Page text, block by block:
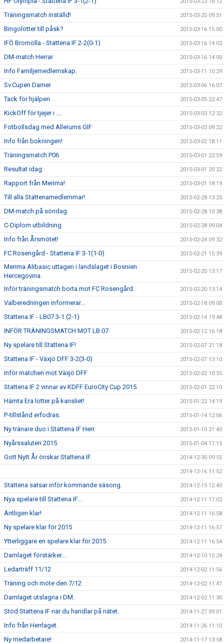
Träningsmatch inställd! 2015-03-20 09:51
Bingolotter till påsk? 2015-03-16 15:00
IFÖ Bromölla - Stattena IF 2-2(0-1) 2015-03-16 14:02
DM-match Herrar 2015-03-16 14:00
Info Familjemedlemskap. 2015-03-11 10:29
Sv.Cupen Damer 2015-03-06 16:07
Tack för hjälpen. 2015-03-05 22:47
KickOff för tjejer i .... 2015-03-03 12:32
Fotbollsdag med Allerums GIF 2015-03-03 09:22
Info från bokningen! 2015-03-02 18:11
Träningsmatch P06 2015-03-01 22:59
Resultat idag: 2015-03-01 20:22
Rapport från Merima! 2015-03-01 18:19
Till alla Stattenamedlemmar! 2015-02-28 13:25
DM-match på söndag. 2015-02-28 10:38
C-Diplom utbildning 2015-02-28 09:04
Info från Årsmötet! 2015-02-24 09:32
FC Rosengård - Stattena IF 3-1(1-0) 2015-02-21 15:39
Merima Alibasic uttagen i landslaget i Bosnien
Hercegovina.
2015-02-20 13:17
Inför träningsmatch borta mot FC Rosengård. 2015-02-20 13:14
Valberedningen informerar... 2015-02-18 09:00
Stattena IF - LB07 3-1 (2-1) 2015-02-14 19:48
INFÖR TRÄNINGSMATCH MOT LB 07 2015-02-12 16:18
Ny spelare till Stattena IF! 2015-02-07 21:18
Stattena IF - Växjö DFF 3-2(3-0) 2015-02-07 13:10
Inför matchen mot Växjö DFF 2015-02-02 10:55
Stattena IF 2 vinnar av KDFF EuroCity Cup 2015 2015-02-01 22:10
Hämta Era lotter på kansliet! 2015-01-22 14:19
P-tillstånd erfodras. 2015-01-14 12:06
Ny tränare duo i Stattena IF Herr. 2015-01-10 21:40
Nyårssaluten 2015 2015-01-04 17:15
Gott Nytt År önskar Stattena IF. 2014-12-30 09:55
2014-12-16 11:52
Stattena satsar inför kommande säsong. 2014-12-15 12:40
Nya spelare till Stattena IF... 2014-12-11 17:02
Äntligen klar! 2014-12-11 16:58
Ny spelare klar för 2015 2014-12-11 16:57
Ytterliggare en spelare klar för 2015 2014-12-11 16:54
Damlaget förstärker... 2014-12-10 15:24
Ledarträff 11/12 2014-12-02 11:56
Träning och möte den 7/12 2014-12-02 11:47
Damlaget utslagna i DM. 2014-12-02 11:30
Stöd Stattena IF när du handlar på nätet. 2014-11-27 09:01
Info från Herrlaget. 2014-11-26 11:10
Ny medarbetare! 2014-11-17 13:58